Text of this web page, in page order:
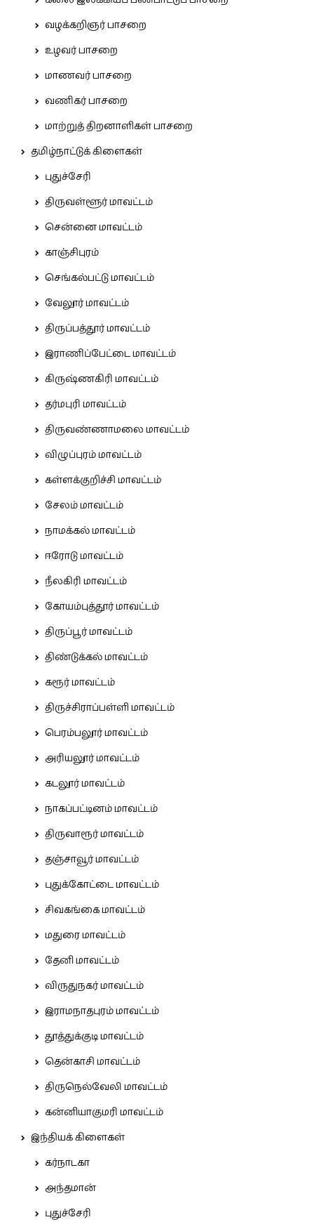
வழக்கறிஞர் பாசறை
உழவர் பாசறை
மாணவர் பாசறை
வணிகர் பாசறை
மாற்றுத் திறனாளிகள் பாசறை
தமிழ்நாட்டுக் கிளைகள்
புதுச்சேரி
திருவள்ளூர் மாவட்டம்
சென்னை மாவட்டம்
காஞ்சிபுரம்
செங்கல்பட்டு மாவட்டம்
வேலூர் மாவட்டம்
திருப்பத்தூர் மாவட்டம்
இராணிப்பேட்டை மாவட்டம்
கிருஷ்ணகிரி மாவட்டம்
தர்மபுரி மாவட்டம்
திருவண்ணாமலை மாவட்டம்
விழுப்புரம் மாவட்டம்
கள்ளக்குறிச்சி மாவட்டம்
சேலம் மாவட்டம்
நாமக்கல் மாவட்டம்
ஈரோடு மாவட்டம்
நீலகிரி மாவட்டம்
கோயம்புத்தூர் மாவட்டம்
திருப்பூர் மாவட்டம்
திண்டுக்கல் மாவட்டம்
கரூர் மாவட்டம்
திருச்சிராப்பள்ளி மாவட்டம்
பெரம்பலூர் மாவட்டம்
அரியலூர் மாவட்டம்
கடலூர் மாவட்டம்
நாகப்பட்டினம் மாவட்டம்
திருவாரூர் மாவட்டம்
தஞ்சாவூர் மாவட்டம்
புதுக்கோட்டை மாவட்டம்
சிவகங்கை மாவட்டம்
மதுரை மாவட்டம்
தேனி மாவட்டம்
விருதுநகர் மாவட்டம்
இராமநாதபுரம் மாவட்டம்
தூத்துக்குடி மாவட்டம்
தென்காசி மாவட்டம்
திருநெல்வேலி மாவட்டம்
கன்னியாகுமரி மாவட்டம்
இந்தியக் கிளைகள்
கர்நாடகா
அந்தமான்
புதுச்சேரி